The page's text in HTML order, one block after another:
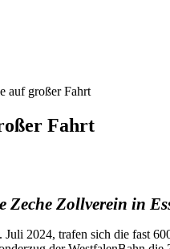
auf großer Fahrt
Fahrt
Zeche Zollverein in
2024, trafen sich die fast